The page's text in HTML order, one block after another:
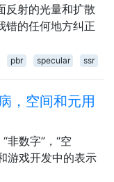
反射的光量和扩散
错的任何地方纠正
pbr specular ssr
，空间和元用
非数字”，“空
游戏开发中的表示